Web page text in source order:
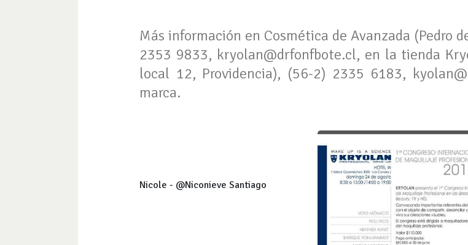
Más información en Cosmética de Avanzada (Pedro
2353 9833, kryolan@drfonfbote.cl, en la tienda
local 12, Providencia), (56-2) 2335 6183,
marca.
Nicole - @Niconieve Santiago